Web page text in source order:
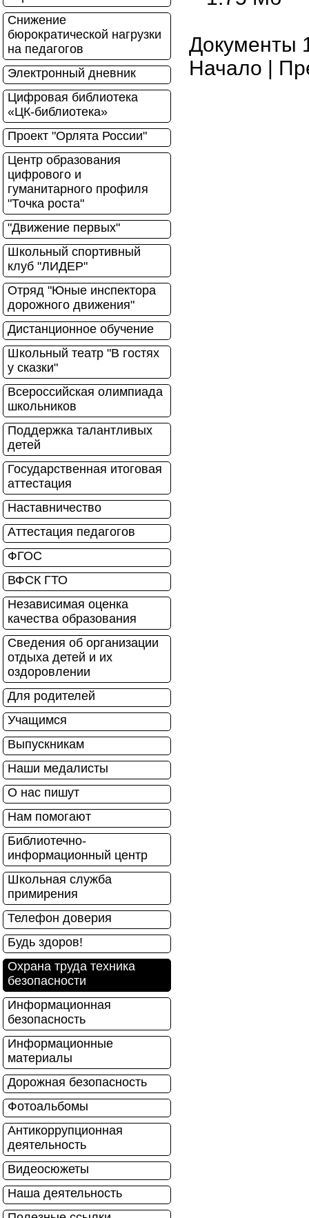
Снижение
бюрократической нагрузки
на педагогов
Электронный дневник
Цифровая библиотека
«ЦК-библиотека»
Проект "Орлята России"
Центр образования
цифрового и
гуманитарного профиля
"Точка роста"
"Движение первых"
Школьный спортивный
клуб "ЛИДЕР"
Отряд "Юные инспектора
дорожного движения"
Дистанционное обучение
Школьный театр "В гостях
у сказки"
Всероссийская олимпиада
школьников
Поддержка талантливых
детей
Государственная итоговая
аттестация
Наставничество
Аттестация педагогов
ФГОС
ВФСК ГТО
Независимая оценка
качества образования
Сведения об организации
отдыха детей и их
оздоровлении
Для родителей
Учащимся
Выпускникам
Наши медалисты
О нас пишут
Нам помогают
Библиотечно-
информационный центр
Школьная служба
примирения
Телефон доверия
Будь здоров!
Охрана труда техника
безопасности
Информационная
безопасность
Информационные
материалы
Дорожная безопасность
Фотоальбомы
Антикоррупционная
деятельность
Видеосюжеты
Наша деятельность
Документы
Начало |